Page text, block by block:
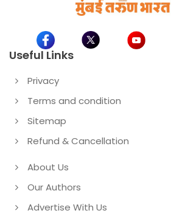
Useful Links
Privacy
Terms and condition
Sitemap
Refund & Cancellation
About Us
Our Authors
Advertise With Us